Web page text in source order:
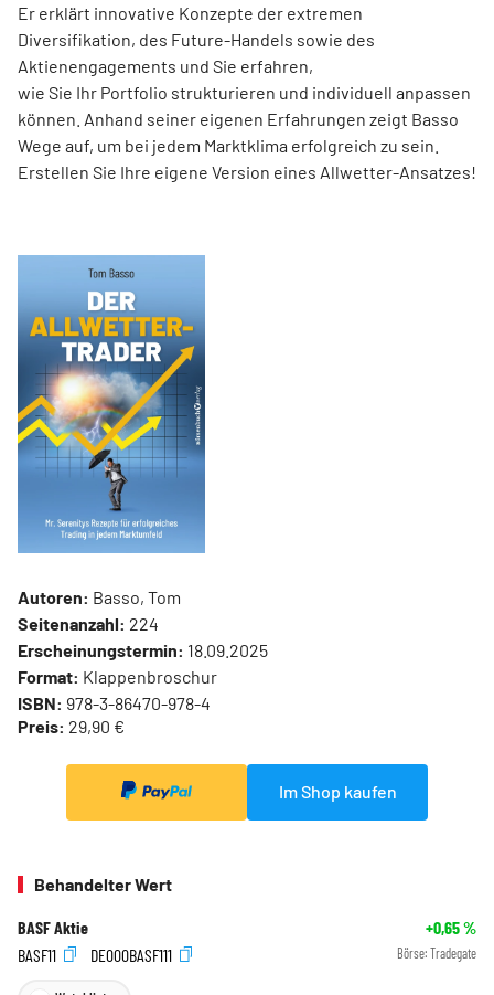
Er erklärt innovative Konzepte der extremen
Diversifikation, des Future-Handels sowie des
Aktienengagements und Sie erfahren,
wie Sie Ihr Portfolio strukturieren und individuell anpassen
können. Anhand seiner eigenen Erfahrungen zeigt Basso
Wege auf, um bei jedem Marktklima erfolgreich zu sein.
Erstellen Sie Ihre eigene Version eines Allwetter-Ansatzes!
Autoren: Basso, Tom
Seitenanzahl: 224
Erscheinungstermin: 18.09.2025
Format: Klappenbroschur
ISBN: 978-3-86470-978-4
Preis: 29,90 €
Im Shop kaufen
Behandelter Wert
BASF Aktie +0,65%
BASF11
DE000BASF111 Börse: Tradegate